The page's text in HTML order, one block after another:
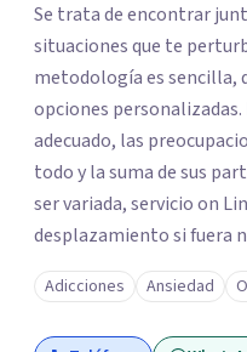
Se trata de encontrar
situaciones que te
metodología es sencilla,
opciones
adecuado, las
todo y la suma de sus partes. Para ello, la formula
ser variada, servicio on
desplazamiento si fuera
Todos los caminos para
el menor tiempo posible
puedas estar padeciendo en
Adicciones Ansiedad